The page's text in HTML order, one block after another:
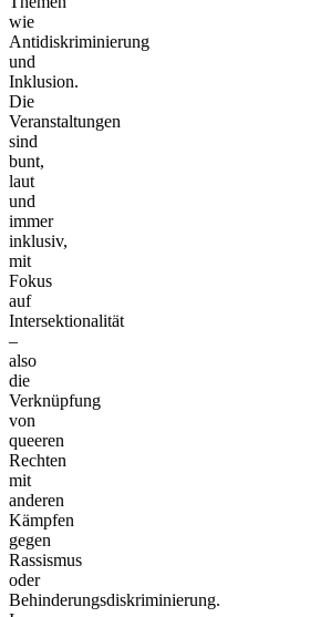
wie
Antidiskriminierung
und
Inklusion.
Die
Veranstaltungen
sind
bunt,
laut
und
immer
inklusiv,
mit
Fokus
auf
Intersektionalität
–
also
die
Verknüpfung
von
queeren
Rechten
mit
anderen
Kämpfen
gegen
Rassismus
oder
Behinderungsdiskriminierung.